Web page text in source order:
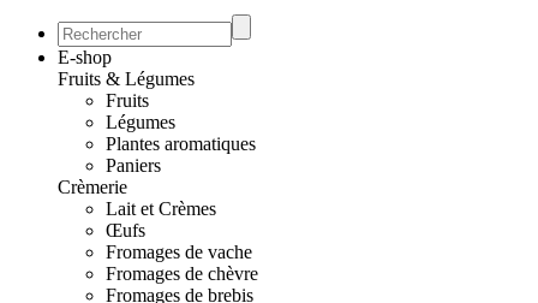
E-shop
Fruits & Légumes
Fruits
Légumes
Plantes aromatiques
Paniers
Crèmerie
Lait et Crèmes
Œufs
Fromages de vache
Fromages de chèvre
Fromages de brebis